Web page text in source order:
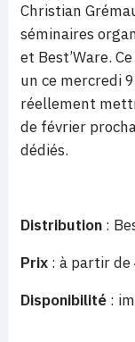
Christian
séminaires
et Best’Ware.
un ce mercredi
réellement
de février
dédiés.
Distribution :
Prix : à partir de
Disponibilité :